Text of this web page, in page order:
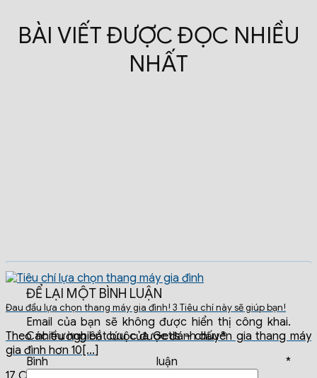
BÀI VIẾT ĐƯỢC ĐỌC NHIỀU
NHẤT
Đau đầu lựa chọn thang máy gia đình! 3 Tiêu chí này sẽ giúp bạn!
Theo nhiều nghiên cứu của Getis – chuyên gia thang máy
gia đình hơn 10[...]
ĐỂ LẠI MỘT BÌNH LUẬN
Email của bạn sẽ không được hiển thị công khai.
Các trường bắt buộc được đánh dấu*
Bình luận *